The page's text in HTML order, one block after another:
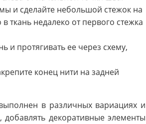
и сделайте небольшой стежок на
ткань недалеко от первого стежка
и протягивать ее через схему,
конец нити на задней
в различных вариациях и
декоративные элементы